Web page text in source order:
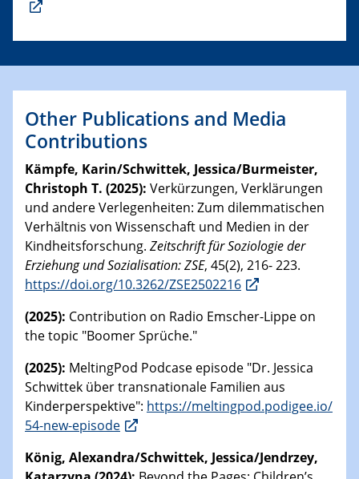
Other Publications and Media
Contributions
Kämpfe, Karin/Schwittek, Jessica/Burmeister,
Christoph T. (2025): Verkürzungen, Verklärungen
und andere Verlegenheiten: Zum dilemmatischen
Verhältnis von Wissenschaft und Medien in der
Kindheitsforschung. Zeitschrift für Soziologie der
Erziehung und Sozialisation: ZSE, 45(2), 216- 223.
https://doi.org/10.3262/ZSE2502216
(2025): Contribution on Radio Emscher-Lippe on
the topic "Boomer Sprüche."
(2025): MeltingPod Podcase episode "Dr. Jessica
Schwittek über transnationale Familien aus
Kinderperspektive": https://meltingpod.podigee.io/
54-new-episode
König, Alexandra/Schwittek, Jessica/Jendrzey,